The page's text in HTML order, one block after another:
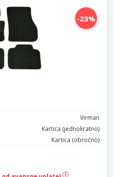
-23%
Virman
Kartica (jednokratno)
Kartica (obročno)